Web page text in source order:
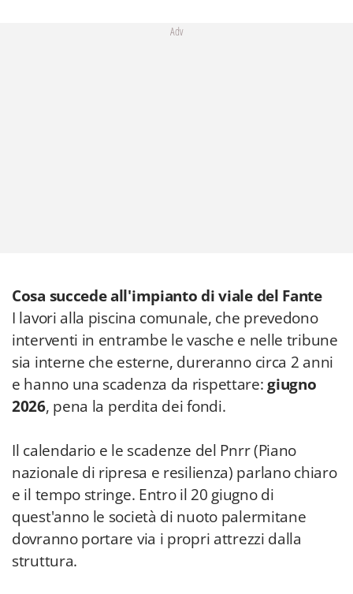
Adv
Cosa succede all'impianto di viale del Fante
I lavori alla piscina comunale, che prevedono
interventi in entrambe le vasche e nelle tribune
sia interne che esterne, dureranno circa 2 anni
e hanno una scadenza da rispettare:giugno
2026, pena la perdita dei fondi.
Il calendario e le scadenze del Pnrr (Piano
nazionale di ripresa e resilienza) parlano chiaro
e il tempo stringe. Entro il 20 giugno di
quest'anno le società di nuoto palermitane
dovranno portare via i propri attrezzi dalla
struttura.